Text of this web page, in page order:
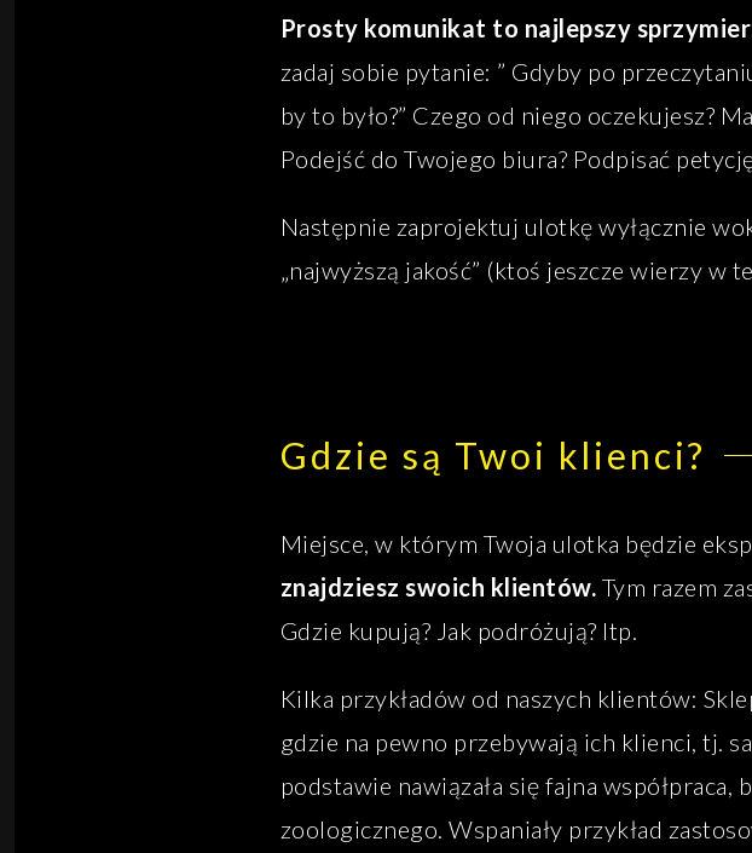
Prosty komunikat to najlepszy
zadaj sobie pytanie: ” Gdyby po
by to było?” Czego od niego oczekujesz?
Podejść do Twojego biura? Podpisać
Następnie zaprojektuj ulotkę wyłącznie
„najwyższą jakość” (ktoś jeszcze wierzy w
Gdzie są Twoi klienci?
Miejsce, w którym Twoja ulotka będzie
znajdziesz swoich klientów. Tym razem
Gdzie kupują? Jak podróżują? Itp.
Kilka przykładów od naszych klientów:
gdzie na pewno przebywają ich klienci, tj.
podstawie nawiązała się fajna
zoologicznego. Wspaniały przykład